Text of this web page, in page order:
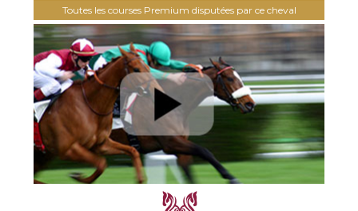
Toutes les courses Premium disputées par ce cheval